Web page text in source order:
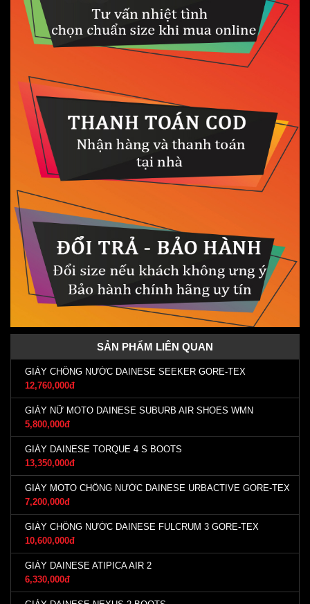
SẢN PHẨM LIÊN QUAN
GIÀY CHỐNG NƯỚC DAINESE SEEKER GORE-TEX
12,760,000đ
GIÀY NỮ MOTO DAINESE SUBURB AIR SHOES WMN
5,800,000đ
GIÀY DAINESE TORQUE 4 S BOOTS
13,350,000đ
GIÀY MOTO CHỐNG NƯỚC DAINESE URBACTIVE GORE-TEX
7,200,000đ
GIÀY CHỐNG NƯỚC DAINESE FULCRUM 3 GORE-TEX
10,600,000đ
GIÀY DAINESE ATIPICA AIR 2
6,330,000đ